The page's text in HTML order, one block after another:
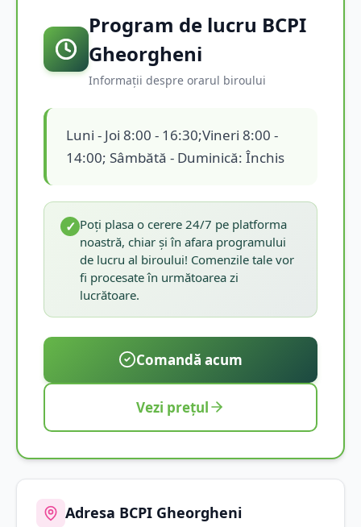
Program de lucru BCPI
Gheorgheni
Informații despre orarul biroului
Luni - Joi 8:00 - 16:30;Vineri 8:00 -
14:00; Sâmbătă - Duminică: Închis
✓ Poți plasa o cerere 24/7 pe platforma
noastră, chiar și în afara programului
de lucru al biroului! Comenzile tale vor
fi procesate în următoarea zi
lucrătoare.
Comandă acum
Vezi prețul
Adresa BCPI Gheorgheni